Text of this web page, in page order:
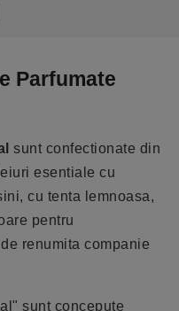
Parfumate
sunt confectionate din
esentiale cu
cu tenta lemnoasa,
pentru
renumita companie
sunt concepute